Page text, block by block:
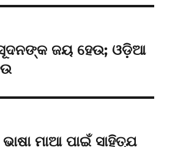
ଜୟ ହେଉ; ଓଡ଼ିଆ
ମାଆ ପାଇଁ ସାହିତ୍ଯ